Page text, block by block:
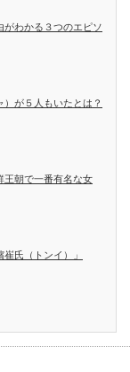
がわかる３つのエピソ
が５人もいたとは？
王朝で一番有名な女
氏（トンイ）」